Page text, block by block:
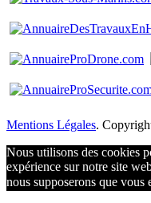
Mentions Légales.
Nous utilisons des cookies
expérience sur notre site
nous supposerons que vous